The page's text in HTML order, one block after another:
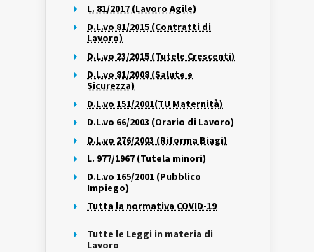
L. 81/2017 (Lavoro Agile)
D.L.vo 81/2015 (Contratti di
Lavoro)
D.L.vo 23/2015 (Tutele Crescenti)
D.L.vo 81/2008 (Salute e
Sicurezza)
D.L.vo 151/2001(TU Maternità)
D.L.vo 66/2003 (Orario di Lavoro)
D.L.vo 276/2003 (Riforma Biagi)
L. 977/1967 (Tutela minori)
D.L.vo 165/2001 (Pubblico
Impiego)
Tutta la normativa COVID-19
Tutte le Leggi in materia di
Lavoro